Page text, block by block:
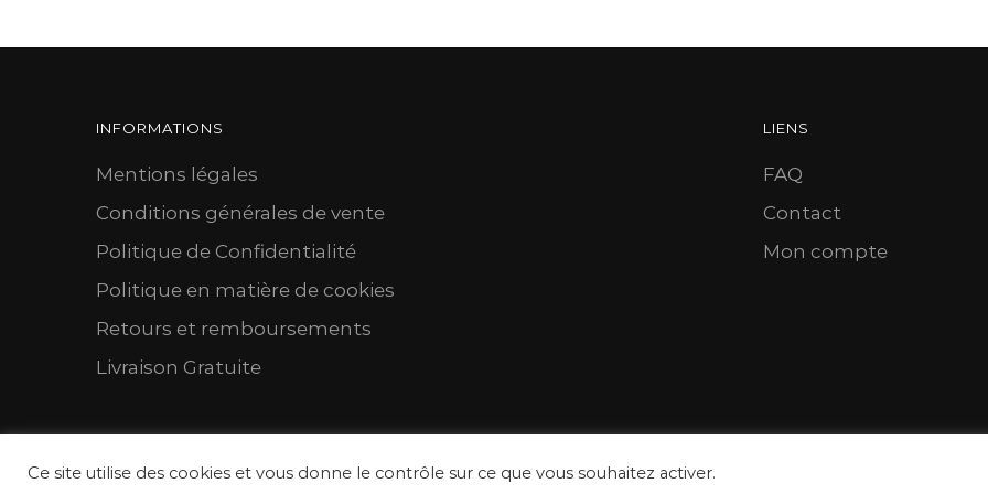
INFORMATIONS
Mentions légales
Conditions générales de vente
Politique de Confidentialité
Politique en matière de cookies
Retours et remboursements
Livraison Gratuite
LIENS
FAQ
Contact
Mon compte
Ce site utilise des cookies et vous donne le contrôle sur ce que vous souhaitez activer.